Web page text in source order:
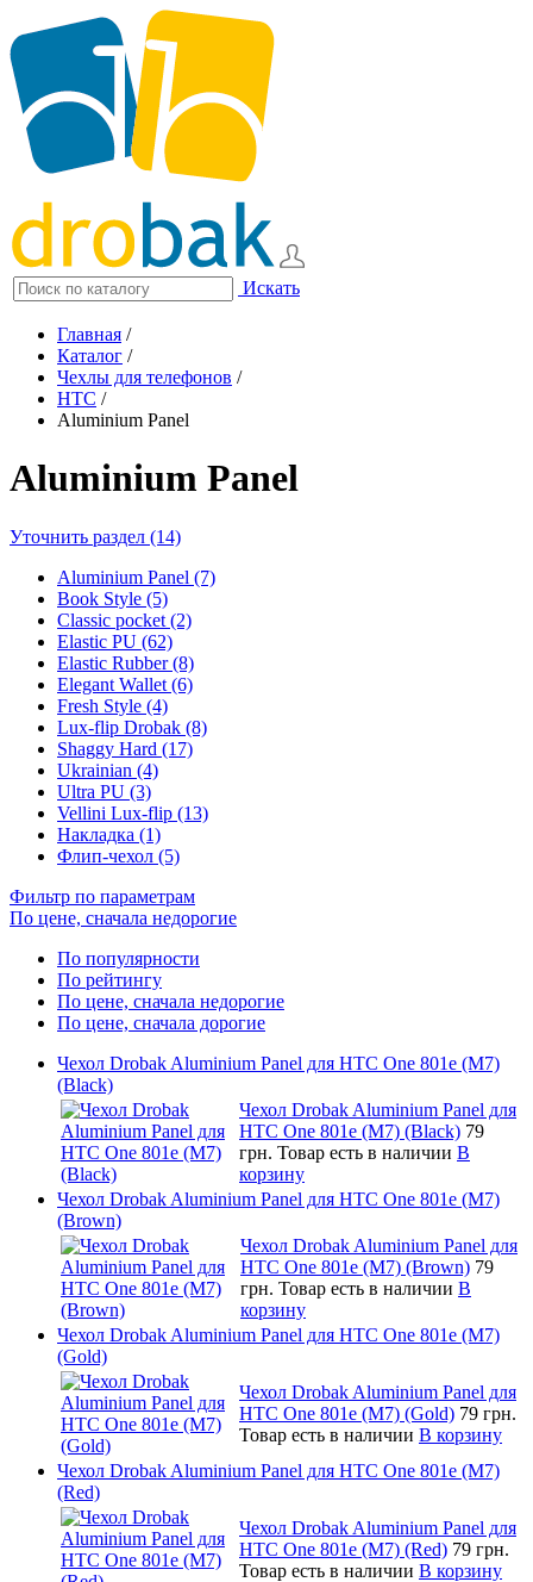
Искать
Главная /
Каталог /
Чехлы для телефонов /
HTC /
Aluminium Panel
Aluminium Panel
Уточнить раздел (14)
Aluminium Panel (7)
Book Style (5)
Classic pocket (2)
Elastic PU (62)
Elastic Rubber (8)
Elegant Wallet (6)
Fresh Style (4)
Lux-flip Drobak (8)
Shaggy Hard (17)
Ukrainian (4)
Ultra PU (3)
Vellini Lux-flip (13)
Накладка (1)
Флип-чехол (5)
Фильтр по параметрам
По цене, сначала недорогие
По популярности
По рейтингу
По цене, сначала недорогие
По цене, сначала дорогие
Чехол Drobak Aluminium Panel для HTC One 801e (M7)
(Black)
Чехол Drobak Aluminium Panel для
HTC One 801e (M7) (Black) 79
грн. Товар есть в наличии В
корзину
Чехол Drobak Aluminium Panel для HTC One 801e (M7)
(Brown)
Чехол Drobak Aluminium Panel для
HTC One 801e (M7) (Brown) 79
грн. Товар есть в наличии В
корзину
Чехол Drobak Aluminium Panel для HTC One 801e (M7)
(Gold)
Чехол Drobak Aluminium Panel для
HTC One 801e (M7) (Gold) 79 грн.
Товар есть в наличии В корзину
Чехол Drobak Aluminium Panel для HTC One 801e (M7)
(Red)
Чехол Drobak Aluminium Panel для
HTC One 801e (M7) (Red) 79 грн.
Товар есть в наличии В корзину